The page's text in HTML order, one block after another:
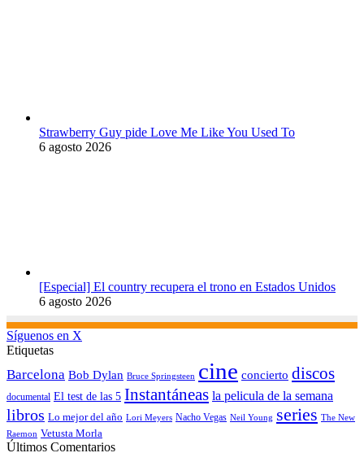
Strawberry Guy pide Love Me Like You Used To
6 agosto 2026
[Especial] El country recupera el trono en Estados Unidos
6 agosto 2026
Síguenos en X
Etiquetas
Barcelona Bob Dylan Bruce Springsteen cine concierto discos
documental El test de las 5 Instantáneas la pelicula de la semana
libros Lo mejor del año Lori Meyers Nacho Vegas Neil Young series The New
Raemon Vetusta Morla
Últimos Comentarios